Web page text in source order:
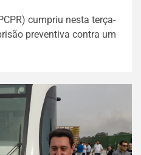
cumpriu nesta terça-
preventiva contra um